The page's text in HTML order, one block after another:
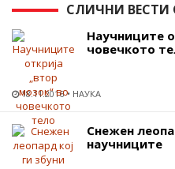
СЛИЧНИ ВЕСТИ
Научниците
човечкото
18.11.2016 НАУКА
Снежен
научниците